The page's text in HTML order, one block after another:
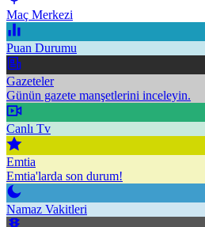
Maç Merkezi
Puan Durumu
Gazeteler
Günün gazete manşetlerini inceleyin.
Canlı Tv
Emtia
Emtia'larda son durum!
Namaz Vakitleri